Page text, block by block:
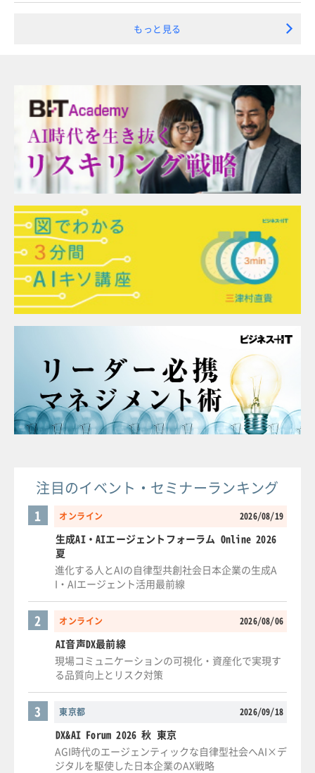
もっと見る
注目のイベント・セミナーランキング
オンライン 2026/08/19
1
生成AI・AIエージェントフォーラム Online 2026
夏
進化する人とAIの自律型共創社会日本企業の生成A
I・AIエージェント活用最前線
オンライン 2026/08/06
2
AI音声DX最前線
現場コミュニケーションの可視化・資産化で実現す
る品質向上とリスク対策
東京都 2026/09/18
3
DX&AI Forum 2026 秋 東京
AGI時代のエージェンティックな自律型社会へAI×デ
ジタルを駆使した日本企業のAX戦略